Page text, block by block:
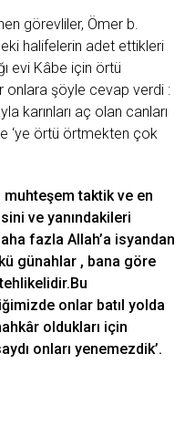
görevliler, Ömer b.
halifelerin adet ettikleri
evi Kâbe için örtü
onlara şöyle cevap verdi :
karınları aç olan canları
‘ye örtü örtmekten çok
muhteşem taktik ve en
ve yanındakileri
fazla Allah’a isyandan
günahlar , bana göre
onlar batıl yolda
oldukları için
onları yenemezdik’.